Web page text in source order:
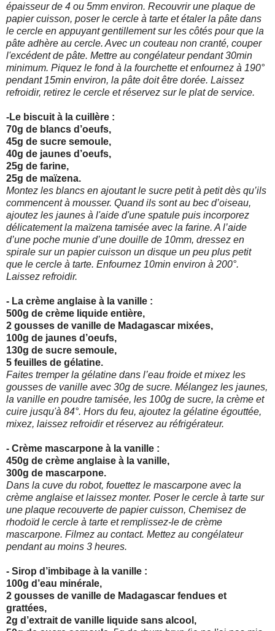
épaisseur de 4 ou 5mm environ. Recouvrir une plaque de
papier cuisson, poser le cercle à tarte et étaler la pâte dans
le cercle en appuyant gentillement sur les côtés pour que la
pâte adhère au cercle. Avec un couteau non cranté, couper
l'excédent de pâte. Mettre au congélateur pendant 30min
minimum. Piquez le fond à la fourchette et enfournez à 190°
pendant 15min environ, la pâte doit être dorée. Laissez
refroidir, retirez le cercle et réservez sur le plat de service.
-Le biscuit à la cuillère :
70g de blancs d’oeufs,
45g de sucre semoule,
40g de jaunes d’oeufs,
25g de farine,
25g de maïzena.
Montez les blancs en ajoutant le sucre petit à petit dès qu’ils
commencent à mousser. Quand ils sont au bec d’oiseau,
ajoutez les jaunes à l'aide d'une spatule puis incorporez
délicatement la maïzena tamisée avec la farine. A l’aide
d’une poche munie d’une douille de 10mm, dressez en
spirale sur un papier cuisson un disque un peu plus petit
que le cercle à tarte. Enfournez 10min environ à 200°.
Laissez refroidir.
- La crème anglaise à la vanille :
500g de crème liquide entière,
2 gousses de vanille de Madagascar mixées,
100g de jaunes d’oeufs,
130g de sucre semoule,
5 feuilles de gélatine.
Faites tremper la gélatine dans l’eau froide et mixez les
gousses de vanille avec 30g de sucre. Mélangez les jaunes,
la vanille en poudre tamisée, les 100g de sucre, la crème et
cuire jusqu'à 84°. Hors du feu, ajoutez la gélatine égouttée,
mixez, laissez refroidir et réservez au réfrigérateur.
- Crème mascarpone à la vanille :
450g de crème anglaise à la vanille,
300g de mascarpone.
Dans la cuve du robot, fouettez le mascarpone avec la
crème anglaise et laissez monter. Poser le cercle à tarte sur
une plaque recouverte de papier cuisson, Chemisez de
rhodoïd le cercle à tarte et remplissez-le de crème
mascarpone. Filmez au contact. Mettez au congélateur
pendant au moins 3 heures.
- Sirop d’imbibage à la vanille :
100g d’eau minérale,
2 gousses de vanille de Madagascar fendues et
grattées,
2g d’extrait de vanille liquide sans alcool,